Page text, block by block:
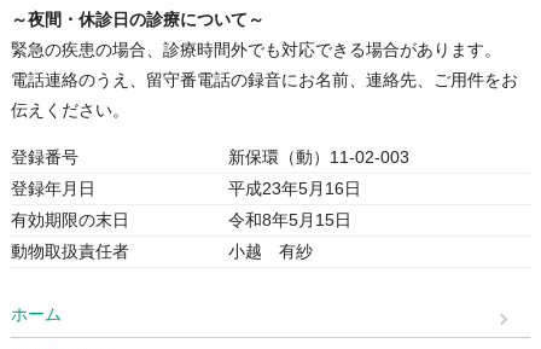
～夜間・休診日の診療について～
緊急の疾患の場合、診療時間外でも対応できる場合があります。
電話連絡のうえ、留守番電話の録音にお名前、連絡先、ご用件をお
伝えください。
登録番号
新保環（動）11-02-003
登録年月日
平成23年5月16日
有効期限の末日
令和8年5月15日
動物取扱責任者
小越 有紗
ホーム